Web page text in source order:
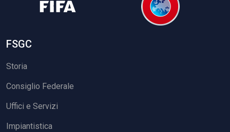
FSGC
Storia
Consiglio Federale
Uffici e Servizi
Impiantistica